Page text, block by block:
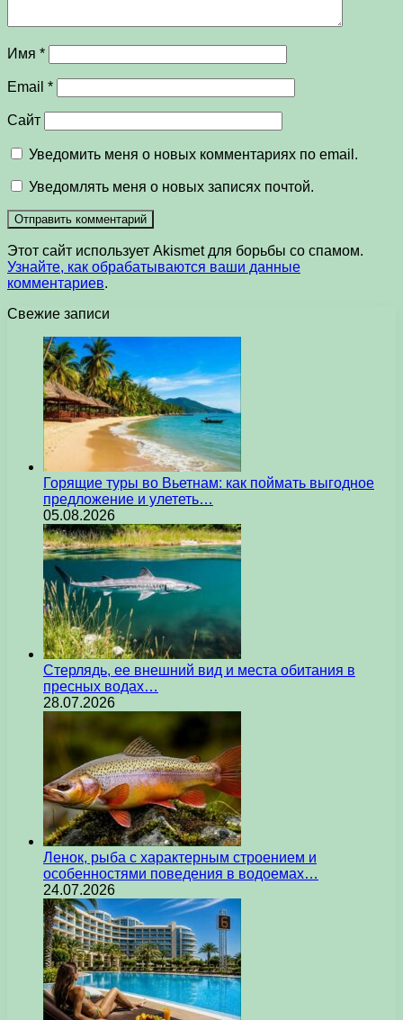
Имя *
Email *
Сайт
Уведомить меня о новых комментариях по email.
Уведомлять меня о новых записях почтой.
Этот сайт использует Akismet для борьбы со спамом.
Узнайте, как обрабатываются ваши данные
комментариев.
Свежие записи
Горящие туры во Вьетнам: как поймать выгодное
предложение и улететь…
05.08.2026
Стерлядь, ее внешний вид и места обитания в
пресных водах…
28.07.2026
Ленок, рыба с характерным строением и
особенностями поведения в водоемах…
24.07.2026